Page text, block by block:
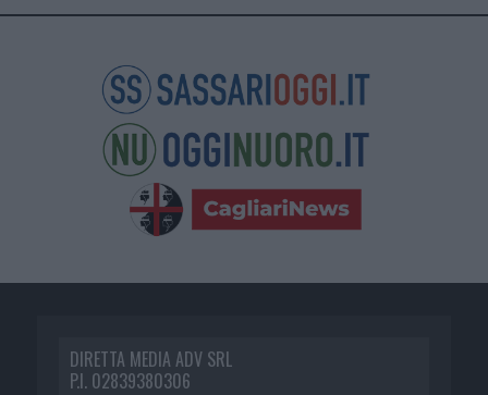
DIRETTA MEDIA ADV SRL
P.I. 02839380306